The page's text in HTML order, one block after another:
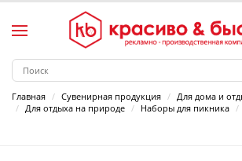
Главная Сувенирная продукция
Для дома и
Для отдыха на природе
Наборы для пикника